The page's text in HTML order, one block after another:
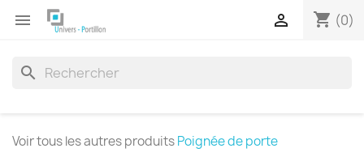
 shopping_cart (0)

search
Voir tous les autres produitsPoignée de porte